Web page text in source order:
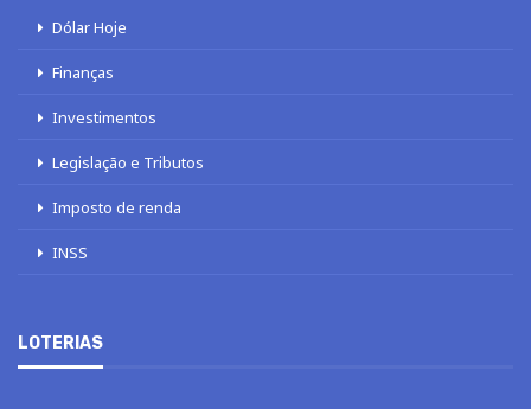
Dólar Hoje
Finanças
Investimentos
Legislação e Tributos
Imposto de renda
INSS
LOTERIAS